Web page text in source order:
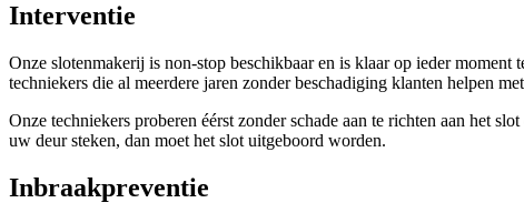
Interventie
Onze slotenmakerij is non-stop beschikbaar en is klaar op ieder
techniekers die al meerdere jaren zonder beschadiging klanten helpen
Onze techniekers proberen éérst zonder schade aan te richten aan het
uw deur steken, dan moet het slot uitgeboord worden.
Inbraakpreventie